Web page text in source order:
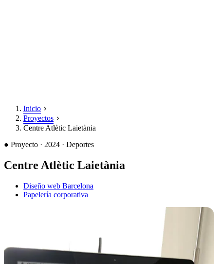
Inicio
Proyectos
Centre Atlètic Laietània
● Proyecto · 2024 · Deportes
Centre Atlètic Laietània
Diseño web Barcelona
Papelería corporativa